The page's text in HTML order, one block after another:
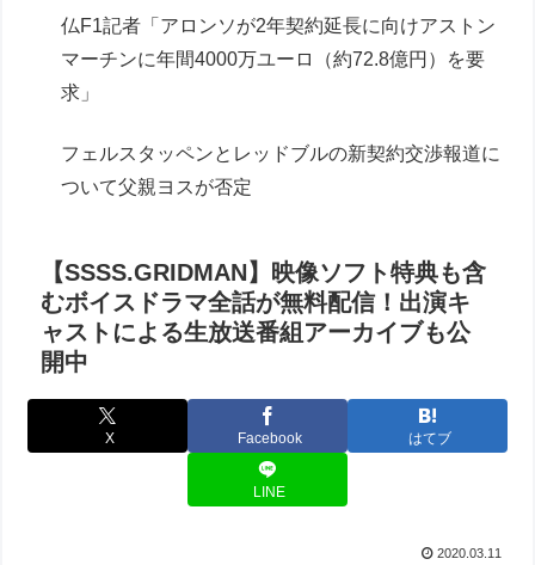
仏F1記者「アロンソが2年契約延長に向けアストン
マーチンに年間4000万ユーロ（約72.8億円）を要
求」
フェルスタッペンとレッドブルの新契約交渉報道に
ついて父親ヨスが否定
【SSSS.GRIDMAN】映像ソフト特典も含
むボイスドラマ全話が無料配信！出演キ
ャストによる生放送番組アーカイブも公
開中
X Facebook はてブ
LINE
2020.03.11